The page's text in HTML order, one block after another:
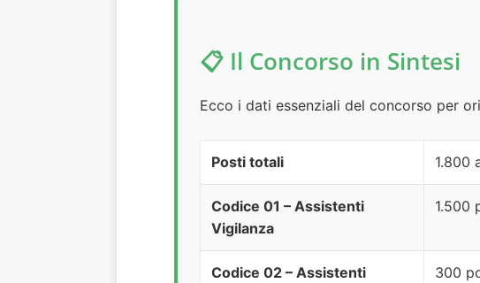
📋 Il Concorso in Sintesi
Ecco i dati essenziali del concorso per
Posti totali 1.800
Codice 01 – Assistenti
Vigilanza
1.500
Codice 02 – Assistenti
300